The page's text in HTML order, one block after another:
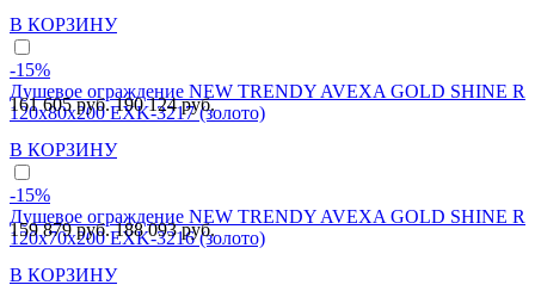
В КОРЗИНУ
-15%
Душевое ограждение NEW TRENDY AVEXA GOLD SHINE R
120x80x200 EXK-3217 (золото)
161 605 руб.190 124 руб.
В КОРЗИНУ
-15%
Душевое ограждение NEW TRENDY AVEXA GOLD SHINE R
120x70x200 EXK-3216 (золото)
159 879 руб.188 093 руб.
В КОРЗИНУ